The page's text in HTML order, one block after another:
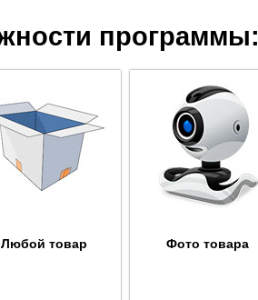
программы:
Любой товар Фото товара